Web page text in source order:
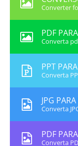
Converter
PDF
Converta
PPT
Converta
JPG
Converta
PDF
Converta